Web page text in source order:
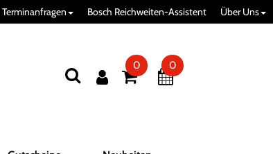
Terminanfragen Bosch Reichweiten-Assistent Über Uns
0 0